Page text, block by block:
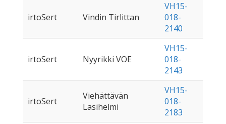
irtoSert Vindin Tirlittan
VH15-
018-
2140
irtoSert Nyyrikki VOE
VH15-
018-
2143
irtoSert
Viehättävän
Lasihelmi
VH15-
018-
2183